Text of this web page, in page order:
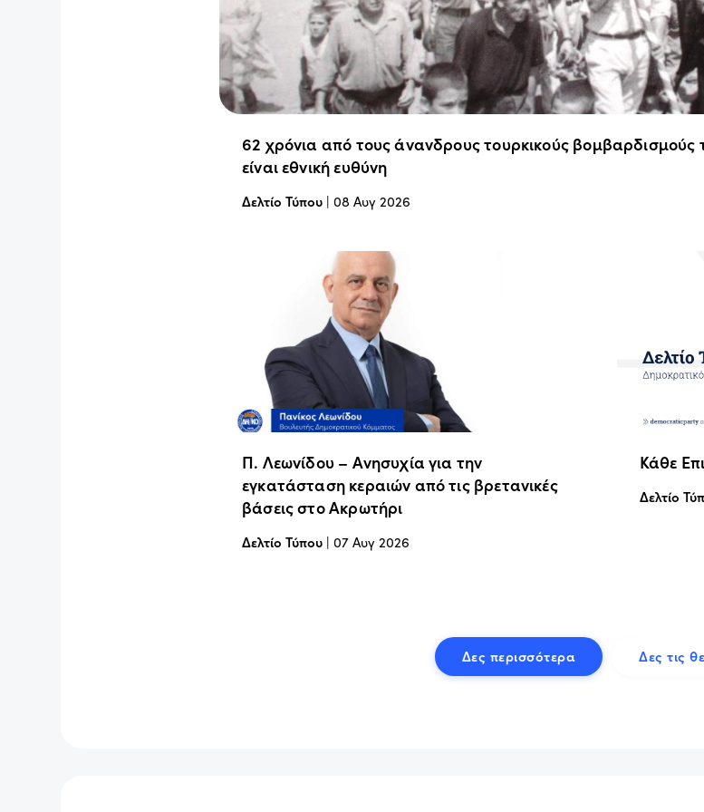
62 χρόνια από τους άνανδρους τουρκικούς βομβαρδισμούς
είναι εθνική ευθύνη
Δελτίο Τύπου | 08 Αυγ 2026
Π. Λεωνίδου – Ανησυχία για την
εγκατάσταση κεραιών από τις βρετανικές
βάσεις στο Ακρωτήρι
Δελτίο Τύπου | 07 Αυγ 2026
Κάθε
Δελτίο
Δες περισσότερα Δες τις